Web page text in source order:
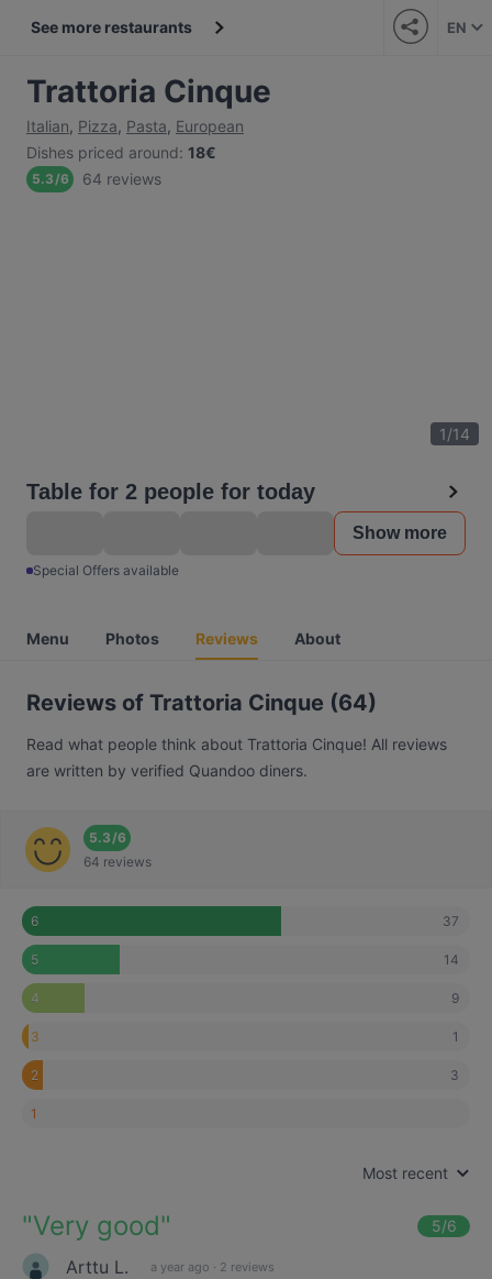
See more restaurants EN
Trattoria Cinque
Italian, Pizza, Pasta, European
Dishes priced around: 18€
5.3/6 64 reviews
1/14
Table for 2 people for today
Show more
Special Offers available
Menu Photos Reviews About
Reviews of Trattoria Cinque (64)
Read what people think about Trattoria Cinque! All reviews
are written by verified Quandoo diners.
5.3/6
64 reviews
6 37
5 14
4 9
3 1
2 3
1
Most recent
"Very good" 5/6
Arttu L. a year ago · 2 reviews